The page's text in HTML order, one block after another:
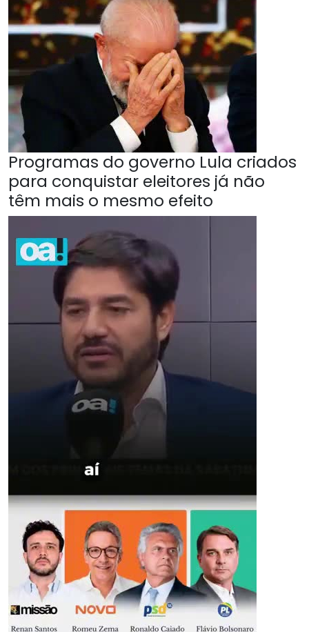
Programas do governo Lula criados
para conquistar eleitores já não
têm mais o mesmo efeito